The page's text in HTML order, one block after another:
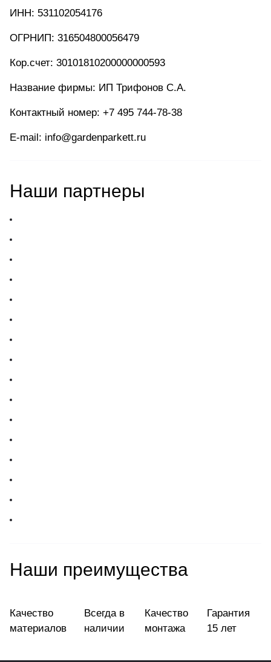
ИНН: 531102054176
ОГРНИП: 316504800056479
Кор.cчет: 30101810200000000593
Название фирмы: ИП Трифонов С.А.
Контактный номер: +7 495 744-78-38
E-mail: info@gardenparkett.ru
Наши партнеры
Наши преимущества
Качество
материалов
Всегда в
наличии
Качество
монтажа
Гарантия
15 лет